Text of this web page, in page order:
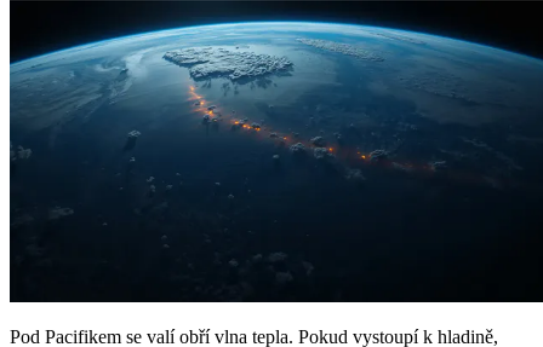
Pod Pacifikem se valí obří vlna tepla. Pokud vystoupí k hladině,